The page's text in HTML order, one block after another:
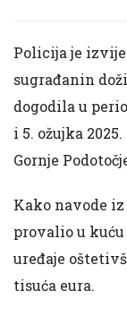
Policija je
sugrađanin
dogodila u
i 5. ožujka
Gornje
Kako navode
provalio u
uređaje
tisuća eura.